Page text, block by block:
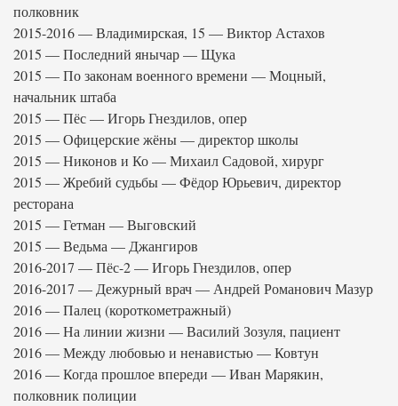
полковник
2015-2016 — Владимирская, 15 — Виктор Астахов
2015 — Последний янычар — Щука
2015 — По законам военного времени — Моцный,
начальник штаба
2015 — Пёс — Игорь Гнездилов, опер
2015 — Офицерские жёны — директор школы
2015 — Никонов и Ко — Михаил Садовой, хирург
2015 — Жребий судьбы — Фёдор Юрьевич, директор
ресторана
2015 — Гетман — Выговский
2015 — Ведьма — Джангиров
2016-2017 — Пёс-2 — Игорь Гнездилов, опер
2016-2017 — Дежурный врач — Андрей Романович Мазур
2016 — Палец (короткометражный)
2016 — На линии жизни — Василий Зозуля, пациент
2016 — Между любовью и ненавистью — Ковтун
2016 — Когда прошлое впереди — Иван Марякин,
полковник полиции